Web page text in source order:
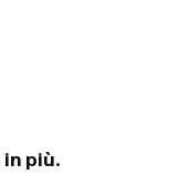
in più.